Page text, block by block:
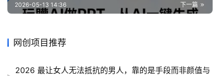
下一篇
2026-05-13 14:36
网创项目推荐
2026 最让女人无法抵抗的男人，靠的是手段而非颜值与